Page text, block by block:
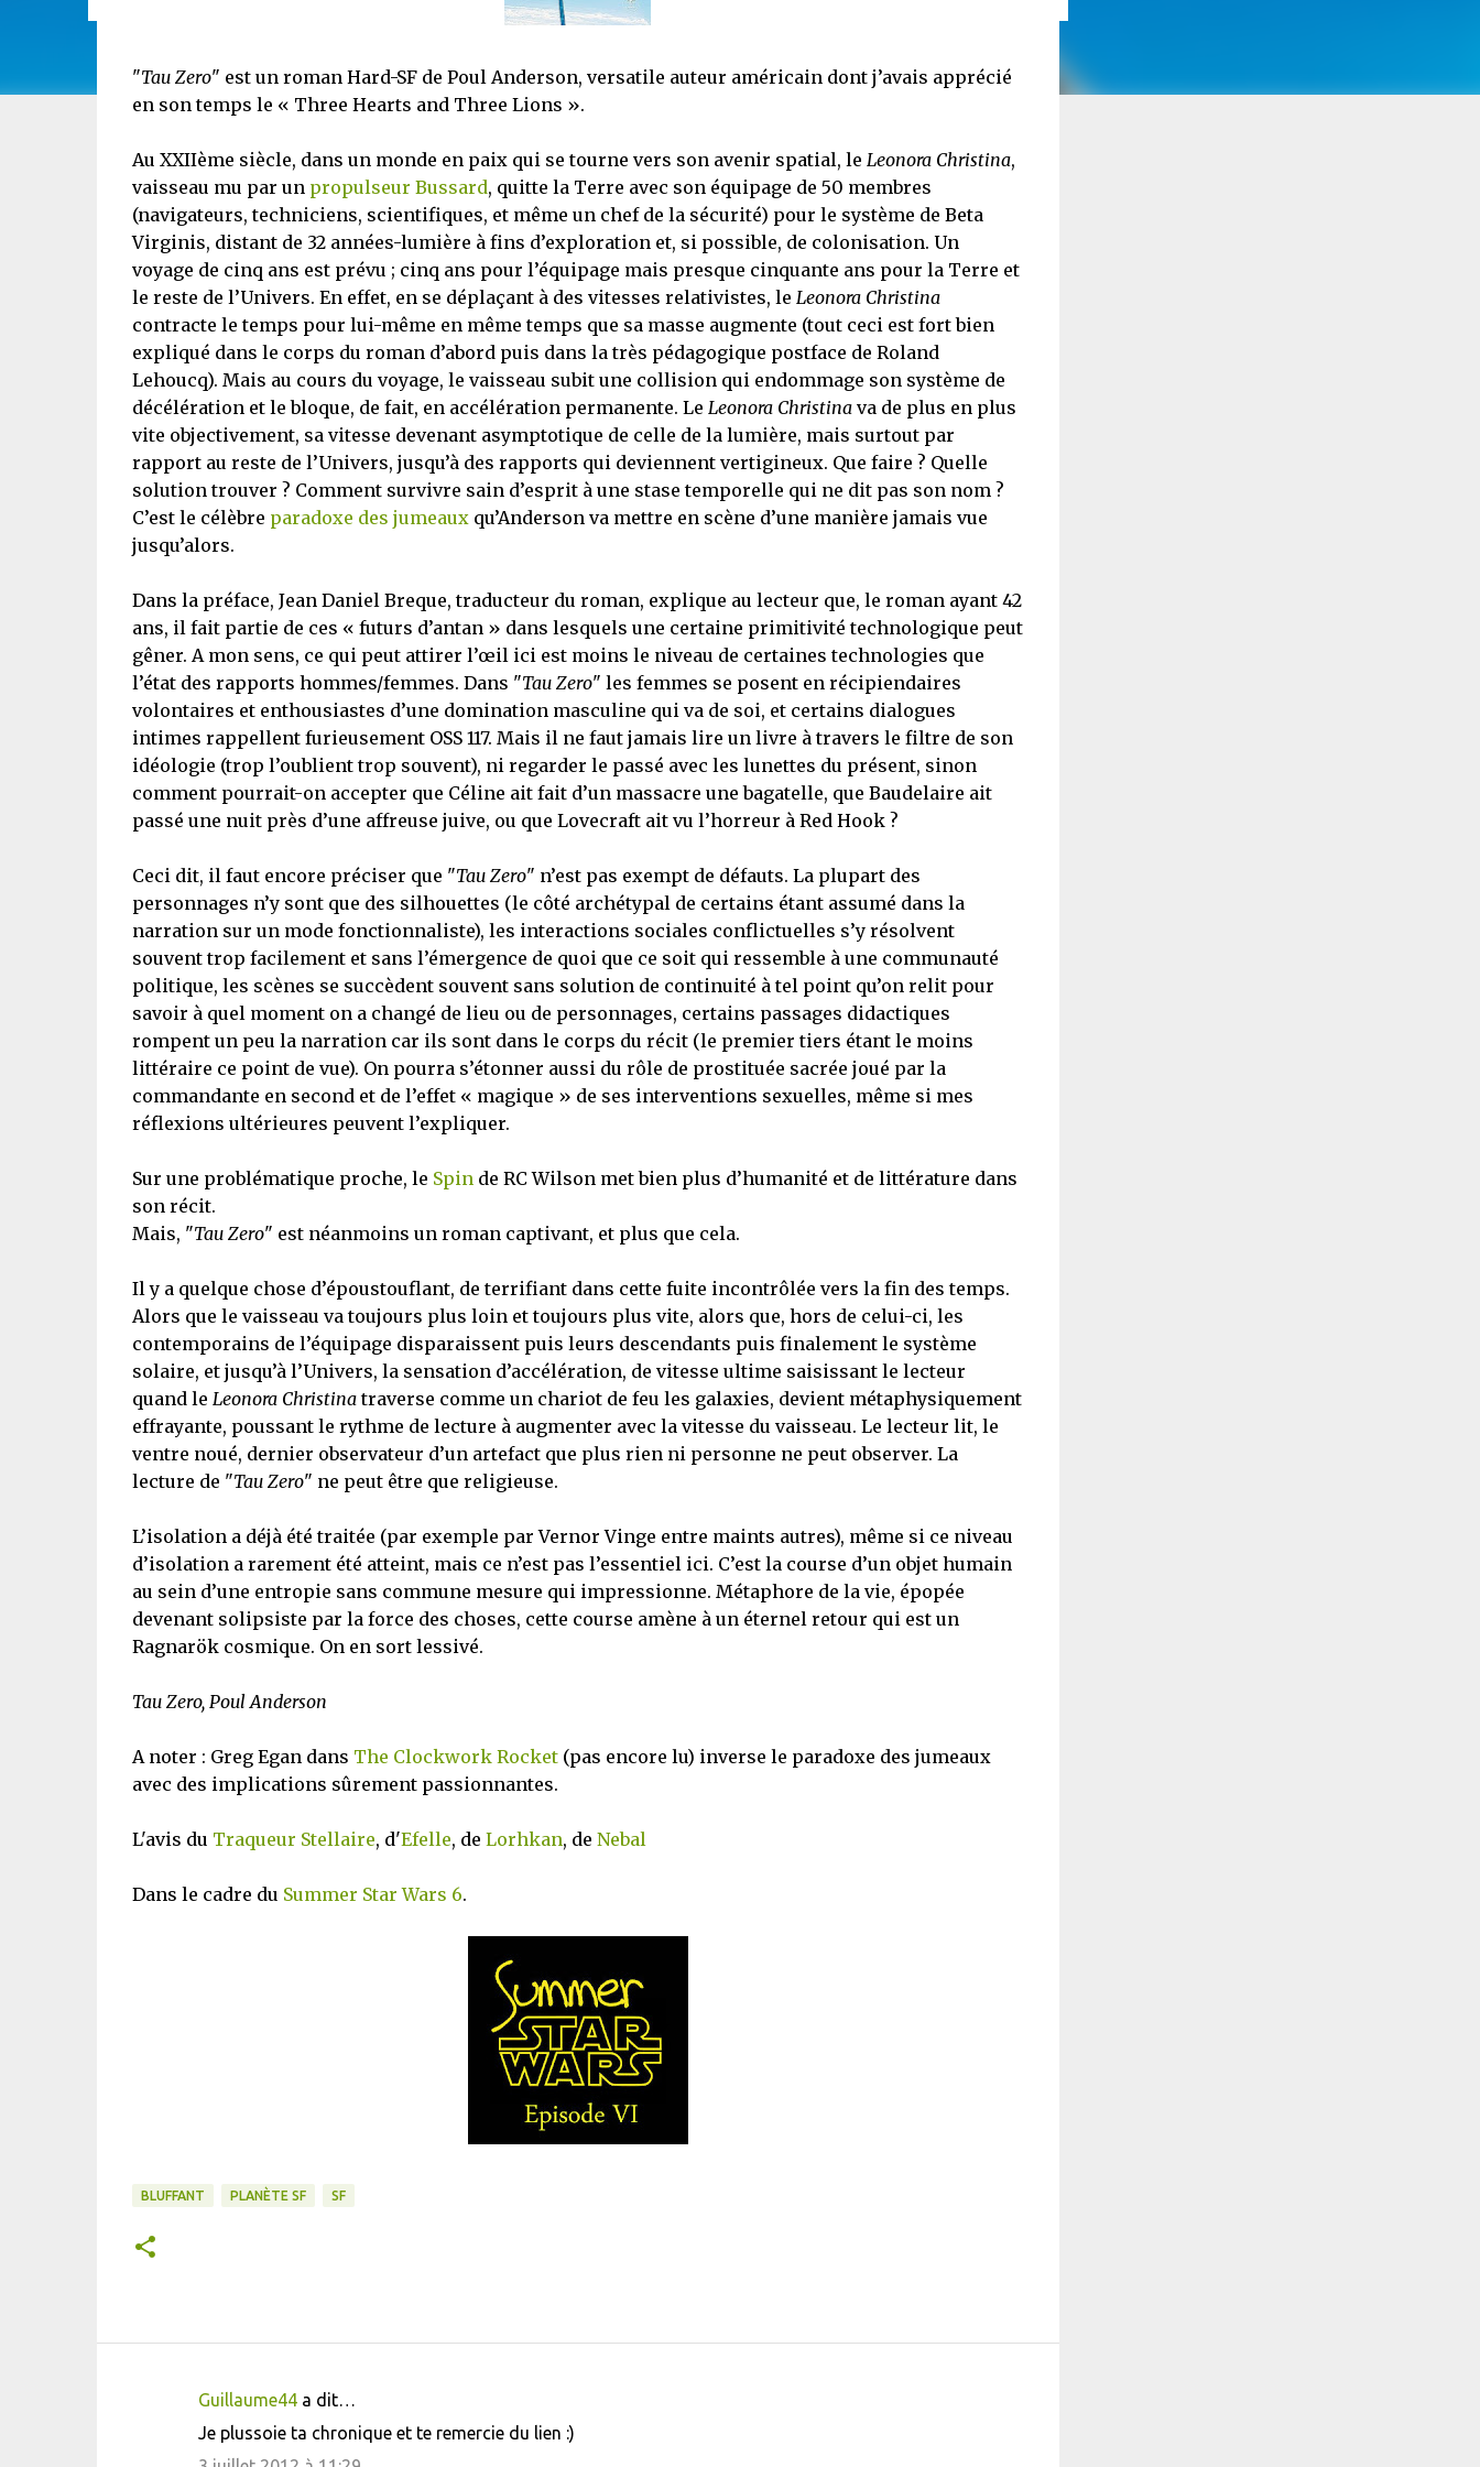
"Tau Zero" est un roman Hard-SF de Poul Anderson, versatile auteur américain dont j’avais apprécié
en son temps le « Three Hearts and Three Lions ».
Au XXIIème siècle, dans un monde en paix qui se tourne vers son avenir spatial, le Leonora Christina,
vaisseau mu par un propulseur Bussard, quitte la Terre avec son équipage de 50 membres
(navigateurs, techniciens, scientifiques, et même un chef de la sécurité) pour le système de Beta
Virginis, distant de 32 années-lumière à fins d’exploration et, si possible, de colonisation. Un
voyage de cinq ans est prévu ; cinq ans pour l’équipage mais presque cinquante ans pour la Terre et
le reste de l’Univers. En effet, en se déplaçant à des vitesses relativistes, le Leonora Christina
contracte le temps pour lui-même en même temps que sa masse augmente (tout ceci est fort bien
expliqué dans le corps du roman d’abord puis dans la très pédagogique postface de Roland
Lehoucq). Mais au cours du voyage, le vaisseau subit une collision qui endommage son système de
décélération et le bloque, de fait, en accélération permanente. Le Leonora Christinava de plus en plus
vite objectivement, sa vitesse devenant asymptotique de celle de la lumière, mais surtout par
rapport au reste de l’Univers, jusqu’à des rapports qui deviennent vertigineux. Que faire ? Quelle
solution trouver ? Comment survivre sain d’esprit à une stase temporelle qui ne dit pas son nom ?
C’est le célèbre paradoxe des jumeauxqu’Anderson va mettre en scène d’une manière jamais vue
jusqu’alors.
Dans la préface, Jean Daniel Breque, traducteur du roman, explique au lecteur que, le roman ayant 42
ans, il fait partie de ces « futurs d’antan » dans lesquels une certaine primitivité technologique peut
gêner. A mon sens, ce qui peut attirer l’œil ici est moins le niveau de certaines technologies que
l’état des rapports hommes/femmes. Dans "Tau Zero" les femmes se posent en récipiendaires
volontaires et enthousiastes d’une domination masculine qui va de soi, et certains dialogues
intimes rappellent furieusement OSS 117. Mais il ne faut jamais lire un livre à travers le filtre de son
idéologie (trop l’oublient trop souvent), ni regarder le passé avec les lunettes du présent, sinon
comment pourrait-on accepter que Céline ait fait d’un massacre une bagatelle, que Baudelaire ait
passé une nuit près d’une affreuse juive, ou que Lovecraft ait vu l’horreur à Red Hook ?
Ceci dit, il faut encore préciser que "Tau Zero" n’est pas exempt de défauts. La plupart des
personnages n’y sont que des silhouettes (le côté archétypal de certains étant assumé dans la
narration sur un mode fonctionnaliste), les interactions sociales conflictuelles s’y résolvent
souvent trop facilement et sans l’émergence de quoi que ce soit qui ressemble à une communauté
politique, les scènes se succèdent souvent sans solution de continuité à tel point qu’on relit pour
savoir à quel moment on a changé de lieu ou de personnages, certains passages didactiques
rompent un peu la narration car ils sont dans le corps du récit (le premier tiers étant le moins
littéraire ce point de vue). On pourra s’étonner aussi du rôle de prostituée sacrée joué par la
commandante en second et de l’effet « magique » de ses interventions sexuelles, même si mes
réflexions ultérieures peuvent l’expliquer.
Sur une problématique proche, le Spin de RC Wilson met bien plus d’humanité et de littérature dans
son récit.
Mais, "Tau Zero" est néanmoins un roman captivant, et plus que cela.
Il y a quelque chose d’époustouflant, de terrifiant dans cette fuite incontrôlée vers la fin des temps.
Alors que le vaisseau va toujours plus loin et toujours plus vite, alors que, hors de celui-ci, les
contemporains de l’équipage disparaissent puis leurs descendants puis finalement le système
solaire, et jusqu’à l’Univers, la sensation d’accélération, de vitesse ultime saisissant le lecteur
quand le Leonora Christinatraverse comme un chariot de feu les galaxies, devient métaphysiquement
effrayante, poussant le rythme de lecture à augmenter avec la vitesse du vaisseau. Le lecteur lit, le
ventre noué, dernier observateur d’un artefact que plus rien ni personne ne peut observer. La
lecture de "Tau Zero" ne peut être que religieuse.
L’isolation a déjà été traitée (par exemple par Vernor Vinge entre maints autres), même si ce niveau
d’isolation a rarement été atteint, mais ce n’est pas l’essentiel ici. C’est la course d’un objet humain
au sein d’une entropie sans commune mesure qui impressionne. Métaphore de la vie, épopée
devenant solipsiste par la force des choses, cette course amène à un éternel retour qui est un
Ragnarök cosmique. On en sort lessivé.
Tau Zero, Poul Anderson
A noter : Greg Egan dans The Clockwork Rocket(pas encore lu) inverse le paradoxe des jumeaux
avec des implications sûrement passionnantes.
L'avis du Traqueur Stellaire, d'Efelle, de Lorhkan, de Nebal
Dans le cadre du Summer Star Wars 6.
BLUFFANT PLANÈTE SF SF
Guillaume44a dit…
Je plussoie ta chronique et te remercie du lien :)